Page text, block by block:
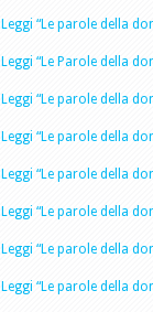
Leggi “Le parole della
Leggi “Le Parole della
Leggi “Le parole della
Leggi “Le parole della
Leggi “Le parole della
Leggi “Le parole della
Leggi “Le parole della
Leggi “Le parole della